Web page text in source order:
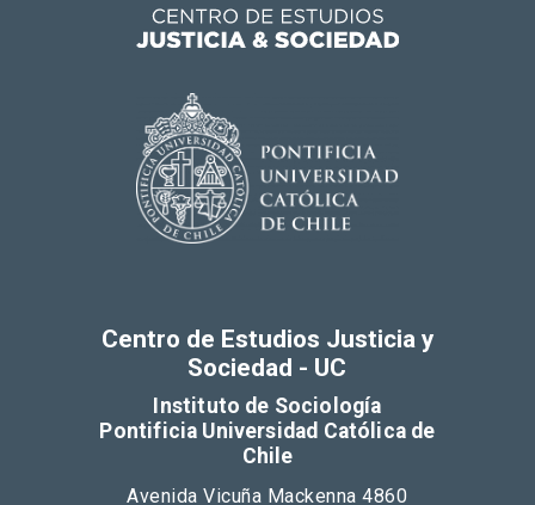
Centro de Estudios Justicia y
Sociedad - UC
Instituto de Sociología
Pontificia Universidad Católica de
Chile
Avenida Vicuña Mackenna 4860